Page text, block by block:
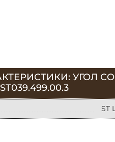
УГОЛ
ST